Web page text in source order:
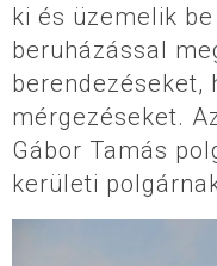
ki és üzemelik
beruházással
berendezéseket,
mérgezéseket.
Gábor Tamás
kerületi